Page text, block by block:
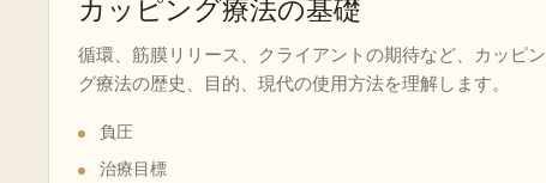
カッピング療法の基礎
循環、筋膜リリース、クライアントの期待など、カッピン
グ療法の歴史、目的、現代の使用方法を理解します。
負圧
治療目標